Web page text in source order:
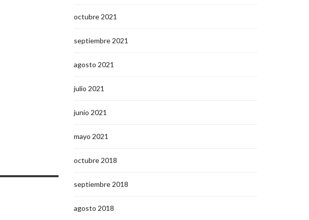
octubre 2021
septiembre 2021
agosto 2021
julio 2021
junio 2021
mayo 2021
octubre 2018
septiembre 2018
agosto 2018